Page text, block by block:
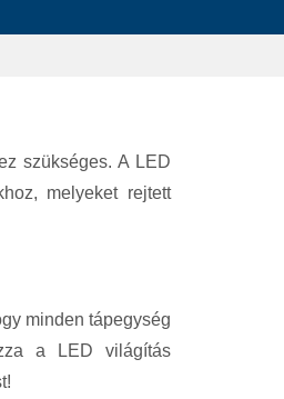
szükséges. A LED
melyeket rejtett
minden tápegység
a LED világítás